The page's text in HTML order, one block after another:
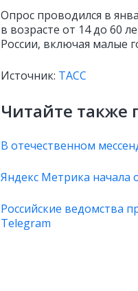
Опрос проводился в
в возрасте от 14 до 60
России, включая малые
Источник: ТАСС
Читайте также
В отечественном
Яндекс Метрика начала
Российские ведомства
Telegram